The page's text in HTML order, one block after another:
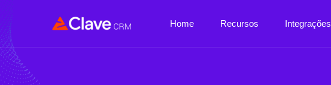
Home Recursos Integrações